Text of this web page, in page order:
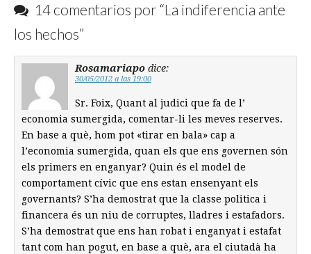
14 comentarios por “La indiferencia ante
los hechos”
Rosamariapo dice:
30/05/2012 a las 19:00
Sr. Foix, Quant al judici que fa de l’
economia sumergida, comentar-li les meves reserves.
En base a què, hom pot «tirar en bala» cap a
l’economia sumergida, quan els que ens governen són
els primers en enganyar? Quin és el model de
comportament cívic que ens estan ensenyant els
governants? S’ha demostrat que la classe politica i
financera és un niu de corruptes, lladres i estafadors.
S’ha demostrat que ens han robat i enganyat i estafat
tant com han pogut, en base a què, ara el ciutadà ha